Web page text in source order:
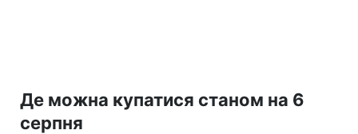
Де можна купатися станом на 6
серпня